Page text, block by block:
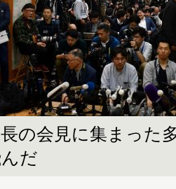
の会見に集まった
だ